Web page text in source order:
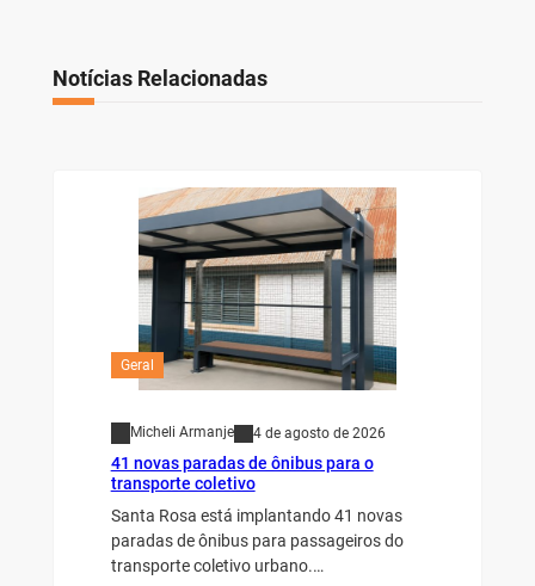
Notícias Relacionadas
Geral
Micheli Armanje 4 de agosto de 2026
41 novas paradas de ônibus para o
transporte coletivo
Santa Rosa está implantando 41 novas
paradas de ônibus para passageiros do
transporte coletivo urbano.…